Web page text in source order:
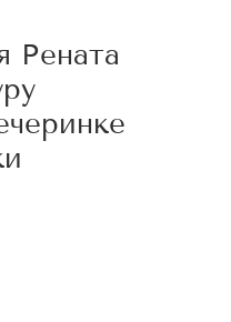
Рената